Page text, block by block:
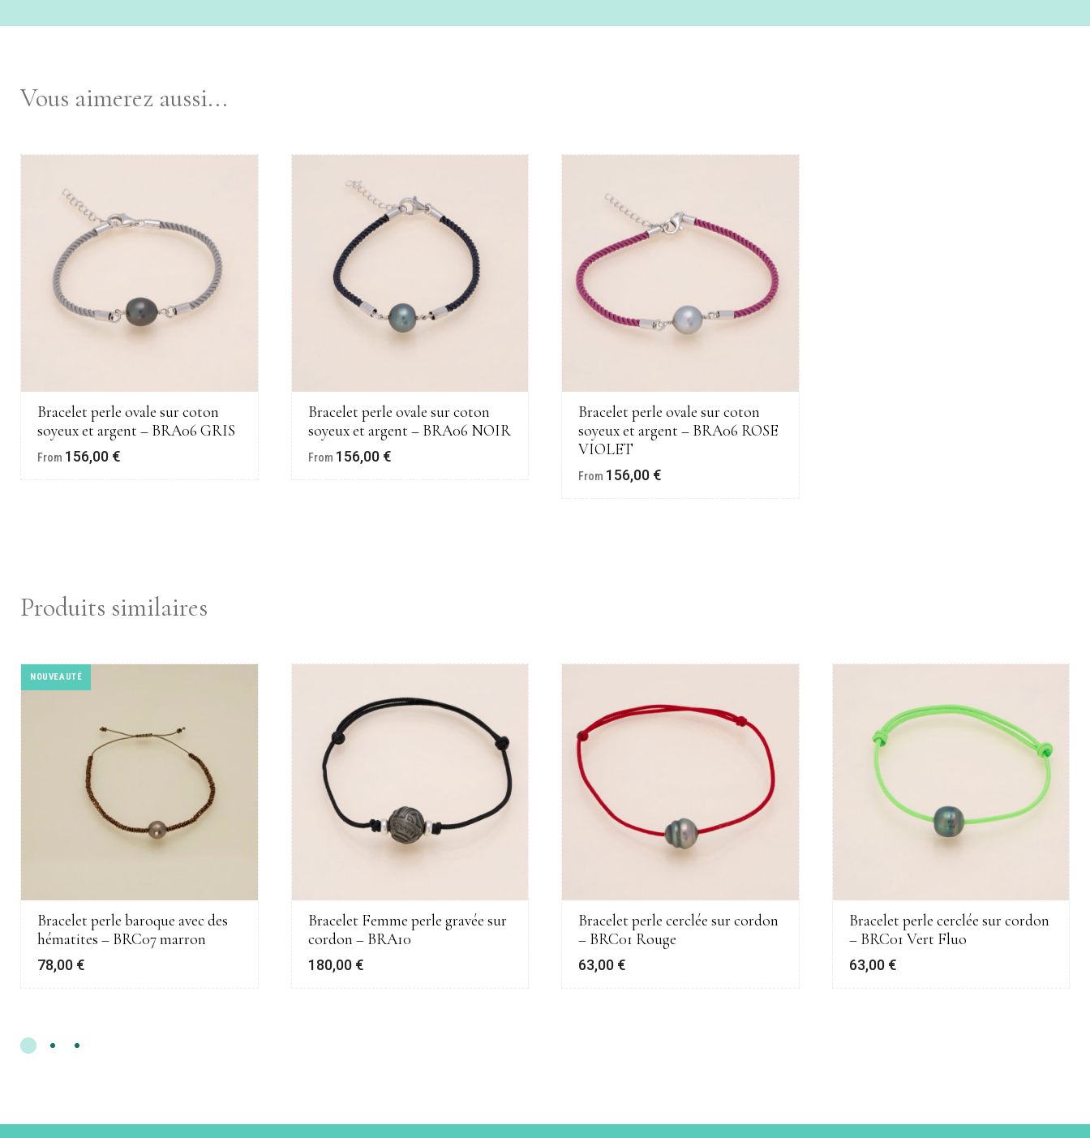
Vous aimerez aussi...
Bracelet perle ovale sur coton
soyeux et argent – BRA06 GRIS
From 156,00 €
Bracelet perle ovale sur coton
soyeux et argent – BRA06 NOIR
From 156,00 €
Bracelet perle ovale sur coton
soyeux et argent – BRA06 ROSE
VIOLET
From 156,00 €
Produits similaires
NOUVEAUTÉ
Bracelet perle baroque avec des
hématites – BRC07 marron
78,00 €
Bracelet Femme perle gravée sur
cordon – BRA10
180,00 €
Bracelet perle cerclée sur cordon
– BRC01 Rouge
63,00 €
Bracelet perle cerclée sur cordon
– BRC01 Vert Fluo
63,00 €